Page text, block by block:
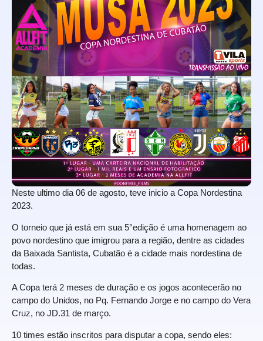
Neste ultimo dia 06 de agosto, teve inicio a Copa Nordestina
2023.
O torneio que já está em sua 5°edição é uma homenagem ao
povo nordestino que imigrou para a região, dentre as cidades
da Baixada Santista, Cubatão é a cidade mais nordestina de
todas.
A Copa terá 2 meses de duração e os jogos acontecerão no
campo do Unidos, no Pq. Fernando Jorge e no campo do Vera
Cruz, no JD.31 de março.
10 times estão inscritos para disputar a copa, sendo eles: